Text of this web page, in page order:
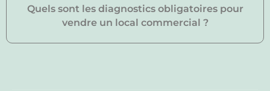
Quels sont les diagnostics obligatoires pour
vendre un local commercial ?